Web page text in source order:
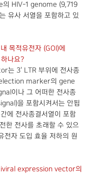
HIV-1 genome (9,719
유사 서열을 포함하고 있
목적유전자 (GOI)에
나요?
는 3' LTR 부위에 전사종
marker의 gene
이나 그 어떠한 전사종
을 포함시켜서는 안됩
에 전사종결서열이 포함
한 전사를 초래할 수 있으
전자 도입 효율 저하의 원
expression vector의